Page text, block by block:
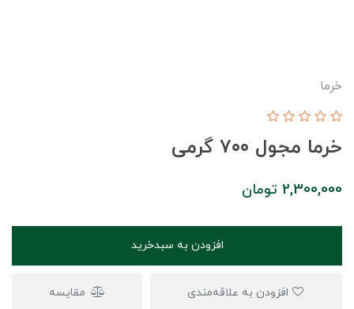
خرما
خرما مجول ۷۰۰ گرمی
2,300,000 تومان
افزودن به سبدخرید
مقایسه